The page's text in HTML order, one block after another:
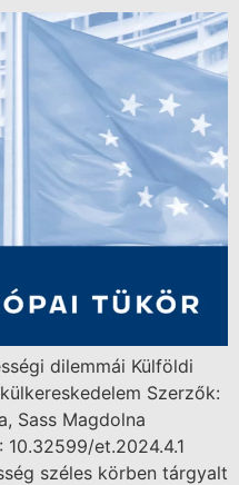
dilemmái Külföldi
Szerzők:
Sass Magdolna
10.32599/et.2024.4.1
széles körben tárgyalt